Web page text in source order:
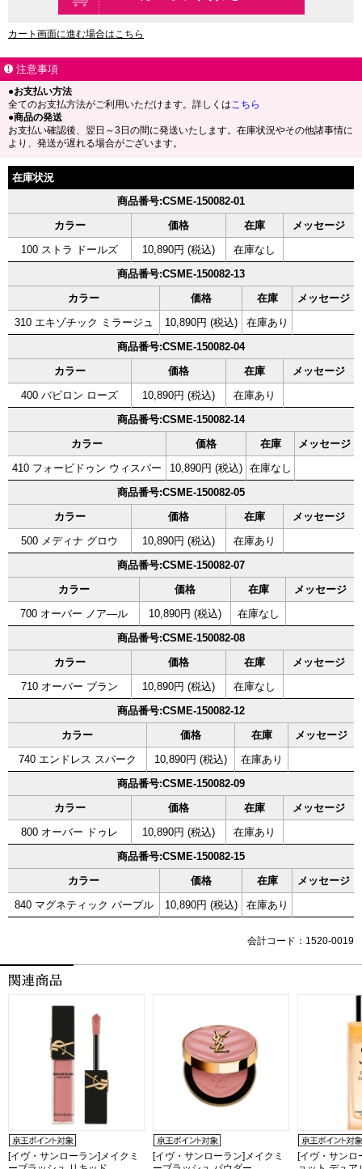
カート画面に進む場合はこちら
注意事項
●お支払い方法
全てのお支払方法がご利用いただけます。詳しくはこちら
●商品の発送
お支払い確認後、翌日～3日の間に発送いたします。在庫状況やその他諸事情に
より、発送が遅れる場合がございます。
在庫状況
商品番号:CSME-150082-01
カラー
価格 在庫
メッセージ
100 ストラ ドールズ
10,890円 (税込)
在庫なし
商品番号:CSME-150082-13
カラー
価格 在庫
メッセージ
310 エキゾチック ミラージュ
10,890円 (税込)
在庫あり
商品番号:CSME-150082-04
カラー
価格 在庫
メッセージ
400 バビロン ローズ
10,890円 (税込)
在庫あり
商品番号:CSME-150082-14
カラー
価格 在庫
メッセージ
410 フォービドゥン ウィスパー
10,890円 (税込) 在庫なし
商品番号:CSME-150082-05
カラー
価格 在庫
メッセージ
500 メディナ グロウ
10,890円 (税込)
在庫あり
商品番号:CSME-150082-07
カラー
価格 在庫
メッセージ
700 オーバー ノア―ル
10,890円 (税込)
在庫なし
商品番号:CSME-150082-08
カラー
価格 在庫
メッセージ
710 オーバー ブラン
10,890円 (税込)
在庫なし
商品番号:CSME-150082-12
カラー
価格 在庫
メッセージ
740 エンドレス スパーク
10,890円 (税込)
在庫あり
商品番号:CSME-150082-09
カラー
価格 在庫
メッセージ
800 オーバー ドゥレ
10,890円 (税込)
在庫あり
商品番号:CSME-150082-15
カラー
価格 在庫
メッセージ
840 マグネティック パープル
10,890円 (税込) 在庫あり
会計コード：1520-0019
[イヴ・サンローラン]メイクミ
[イヴ・サンローラン]メイクミ
[イヴ・サンロ